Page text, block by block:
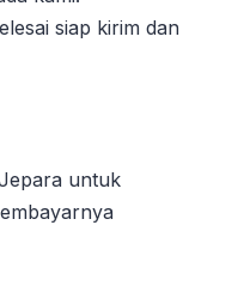
siap kirim dan
untuk